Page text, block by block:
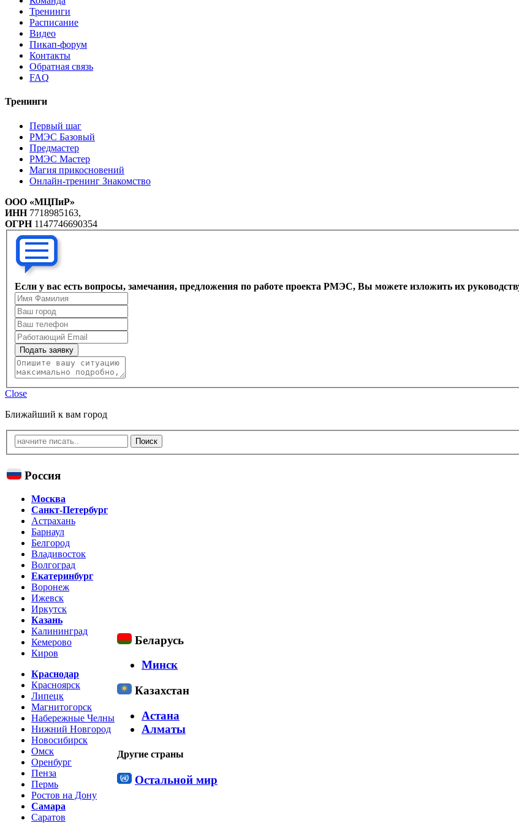
Тренинги
Расписание
Видео
Пикап-форум
Контакты
Обратная связь
FAQ
Тренинги
Первый шаг
РМЭС Базовый
Предмастер
РМЭС Мастер
Магия прикосновений
Онлайн-тренинг Знакомство
ООО «МЦПиР»
ИНН7718985163,
ОГРН1147746690354
Если у вас есть вопросы, замечания, предложения по работе проекта РМЭС, Вы можете изложить их
Подать заявку
Close
Ближайший к вам город
Россия
Москва
Санкт-Петербург
Астрахань
Барнаул
Белгород
Владивосток
Волгоград
Екатеринбург
Воронеж
Ижевск
Иркутск
Казань
Калининград
Кемерово
Киров
Краснодар
Красноярск
Липецк
Магнитогорск
Набережные Челны
Нижний Новгород
Новосибирск
Омск
Оренбург
Пенза
Пермь
Ростов на Дону
Самара
Саратов
Беларусь
Минск
Казахстан
Астана
Алматы
Другие страны
Остальной мир